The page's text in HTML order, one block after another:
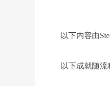
以下内容由
以下成就随流